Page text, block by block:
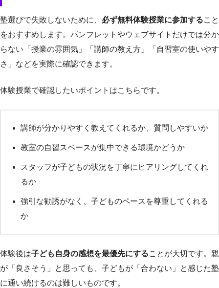
塾選びで失敗しないために、 必ず無料体験授業に参加すること
をおすすめします。パンフレットやウェブサイトだけでは分か
らない「授業の雰囲気」「講師の教え方」「自習室の使いやす
さ」などを実際に確認できます。
体験授業で確認したいポイントはこちらです。
講師が分かりやすく教えてくれるか、質問しやすいか
教室の自習スペースが集中できる環境かどうか
スタッフが子どもの状況を丁寧にヒアリングしてくれ
るか
強引な勧誘がなく、子どものペースを尊重してくれる
か
体験後は子ども自身の感想を最優先にすることが大切です。親
が「良さそう」と思っても、子どもが「合わない」と感じた塾
に通い続けるのは難しいものです。